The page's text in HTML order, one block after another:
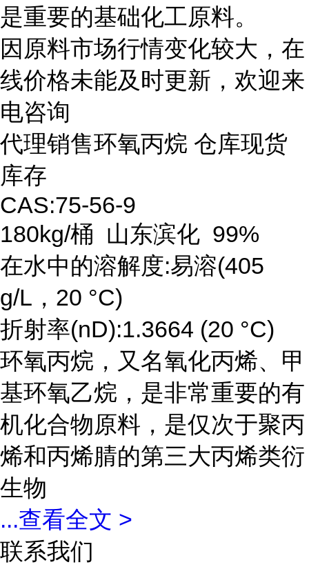
是重要的基础化工原料。
因原料市场行情变化较大，在
线价格未能及时更新，欢迎来
电咨询
代理销售环氧丙烷 仓库现货
库存
CAS:75-56-9
180kg/桶 山东滨化 99%
在水中的溶解度:易溶(405
g/L，20 °C)
折射率(nD):1.3664 (20 °C)
环氧丙烷，又名氧化丙烯、甲
基环氧乙烷，是非常重要的有
机化合物原料，是仅次于聚丙
烯和丙烯腈的第三大丙烯类衍
生物
...查看全文 >
联系我们